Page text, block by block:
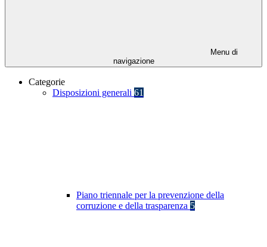
Menu di
navigazione
Categorie
Disposizioni generali 61
Piano triennale per la prevenzione della
corruzione e della trasparenza 5